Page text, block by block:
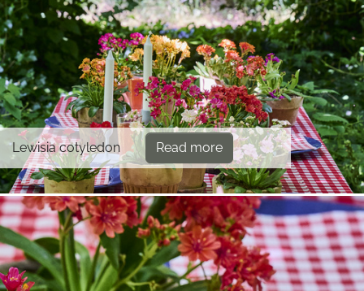
Lewisia cotyledon Read more